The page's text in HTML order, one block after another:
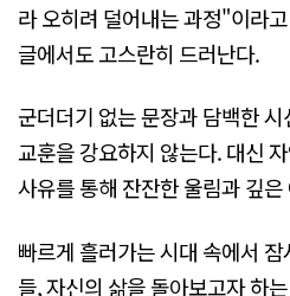
라 오히려 덜어내는 과정"이라
글에서도 고스란히 드러난다.
군더더기 없는 문장과 담백한
교훈을 강요하지 않는다. 대신
사유를 통해 잔잔한 울림과 깊
빠르게 흘러가는 시대 속에서
들, 자신의 삶을 돌아보고자 하